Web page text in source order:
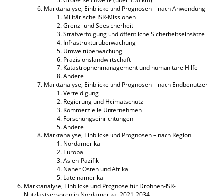
Marktanalyse, Einblicke und Prognosen – nach Anwendung
Militärische ISR-Missionen
Grenz- und Seesicherheit
Strafverfolgung und öffentliche Sicherheitseinsätze
Infrastrukturüberwachung
Umweltüberwachung
Präzisionslandwirtschaft
Katastrophenmanagement und humanitäre Hilfe
Andere
Marktanalyse, Einblicke und Prognosen – nach Endbenutzer
Verteidigung
Regierung und Heimatschutz
Kommerzielle Unternehmen
Forschungseinrichtungen
Andere
Marktanalyse, Einblicke und Prognosen – nach Region
Nordamerika
Europa
Asien-Pazifik
Naher Osten und Afrika
Lateinamerika
Marktanalyse, Einblicke und Prognose für Drohnen-ISR-
Nutzlastsensoren in Nordamerika, 2021-2034